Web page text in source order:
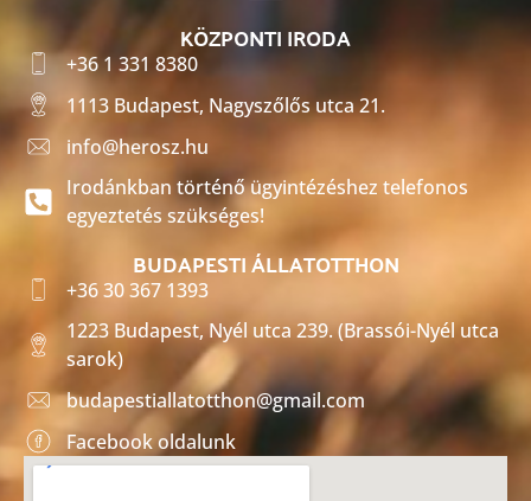
KÖZPONTI IRODA
+36 1 331 8380
1113 Budapest, Nagyszőlős utca 21.
info@herosz.hu
Irodánkban történő ügyintézéshez telefonos
egyeztetés szükséges!
BUDAPESTI ÁLLATOTTHON
+36 30 367 1393
1223 Budapest, Nyél utca 239. (Brassói-Nyél utca
sarok)
budapestiallatotthon@gmail.com
Facebook oldalunk